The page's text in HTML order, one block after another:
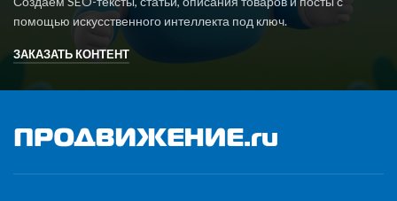
помощью искусственного интеллекта под ключ.
ЗАКАЗАТЬ КОНТЕНТ